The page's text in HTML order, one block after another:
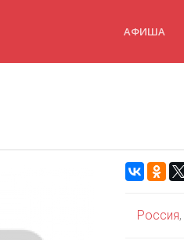
АФИША
Россия,